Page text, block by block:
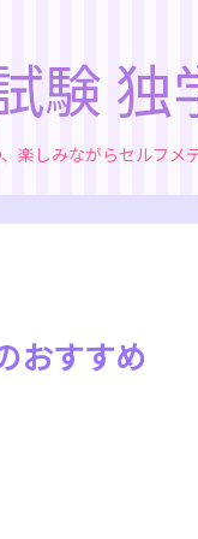
験 独
楽しみながらセルフメ
おすすめ